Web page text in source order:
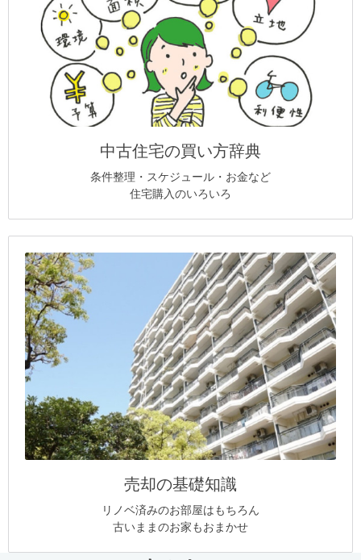
中古住宅の買い方辞典
条件整理・スケジュール・お金など
住宅購入のいろいろ
売却の基礎知識
リノベ済みのお部屋はもちろん
古いままのお家もおまかせ